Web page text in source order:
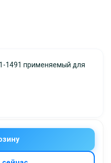
и отправляются через UPS
посылки и
При выборе доставки